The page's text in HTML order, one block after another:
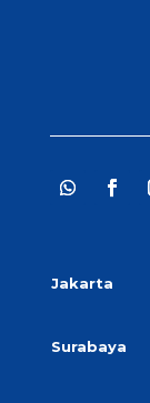
Jakarta
Surabaya